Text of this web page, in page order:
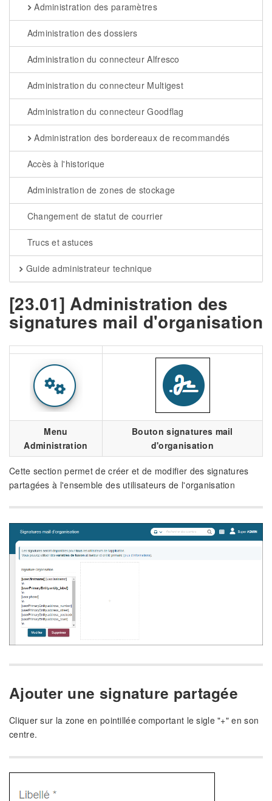
Administration des paramètres
Administration des dossiers
Administration du connecteur Alfresco
Administration du connecteur Multigest
Administration du connecteur Goodflag
Administration des bordereaux de recommandés
Accès à l'historique
Administration de zones de stockage
Changement de statut de courrier
Trucs et astuces
Guide administrateur technique
[23.01] Administration des
signatures mail d'organisation
Menu
Administration
Bouton signatures mail
d'organisation
Cette section permet de créer et de modifier des signatures
partagées à l'ensemble des utilisateurs de l'organisation
Ajouter une signature partagée
Cliquer sur la zone en pointillée comportant le sigle "+" en son
centre.